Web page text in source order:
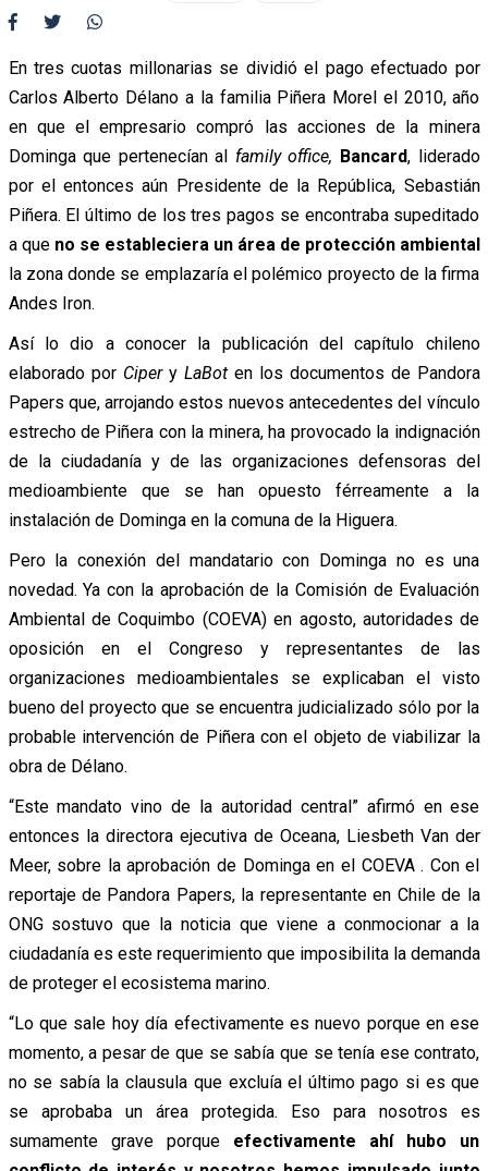
En tres cuotas millonarias se dividió el pago efectuado por
Carlos Alberto Délano a la familia Piñera Morel el 2010, año
en que el empresario compró las acciones de la minera
Dominga que pertenecían al family office, Bancard, liderado
por el entonces aún Presidente de la República, Sebastián
Piñera. El último de los tres pagos se encontraba supeditado
a que no se estableciera un área de protección ambiental
la zona donde se emplazaría el polémico proyecto de la firma
Andes Iron.
Así lo dio a conocer la publicación del capítulo chileno
elaborado por Cipery LaBoten los documentos de Pandora
Papers que, arrojando estos nuevos antecedentes del vínculo
estrecho de Piñera con la minera, ha provocado la indignación
de la ciudadanía y de las organizaciones defensoras del
medioambiente que se han opuesto férreamente a la
instalación de Dominga en la comuna de la Higuera.
Pero la conexión del mandatario con Dominga no es una
novedad. Ya con la aprobación de la Comisión de Evaluación
Ambiental de Coquimbo (COEVA) en agosto, autoridades de
oposición en el Congreso y representantes de las
organizaciones medioambientales se explicaban el visto
bueno del proyecto que se encuentra judicializado sólo por la
probable intervención de Piñera con el objeto de viabilizar la
obra de Délano.
“Este mandato vino de la autoridad central” afirmó en ese
entonces la directora ejecutiva de Oceana, Liesbeth Van der
Meer, sobre la aprobación de Dominga en el COEVA . Con el
reportaje de Pandora Papers, la representante en Chile de la
ONG sostuvo que la noticia que viene a conmocionar a la
ciudadanía es este requerimiento que imposibilita la demanda
de proteger el ecosistema marino.
“Lo que sale hoy día efectivamente es nuevo porque en ese
momento, a pesar de que se sabía que se tenía ese contrato,
no se sabía la clausula que excluía el último pago si es que
se aprobaba un área protegida. Eso para nosotros es
sumamente grave porque efectivamente ahí hubo un